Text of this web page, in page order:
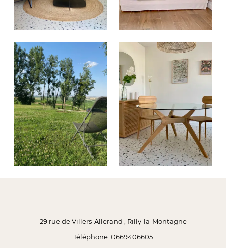
29 rue de Villers-Allerand , Rilly-la-Montagne
Téléphone: 0669406605